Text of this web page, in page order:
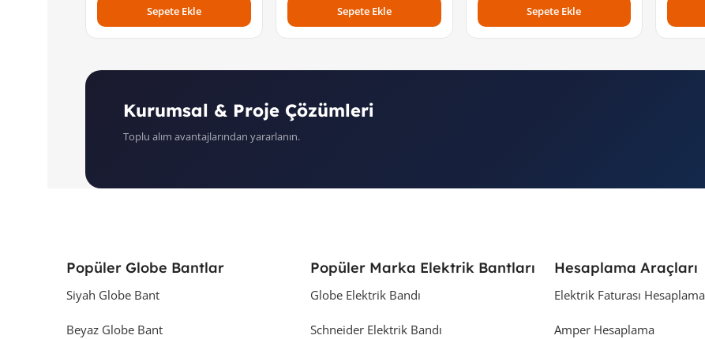
Sepete Ekle Sepete Ekle Sepete Ekle
Kurumsal & Proje Çözümleri
Toplu alım avantajlarından yararlanın.
Popüler Globe Bantlar
Siyah Globe Bant
Beyaz Globe Bant
Popüler Marka Elektrik Bantları
Globe Elektrik Bandı
Schneider Elektrik Bandı
Hesaplama Araçları
Elektrik Faturası Hesaplama
Amper Hesaplama